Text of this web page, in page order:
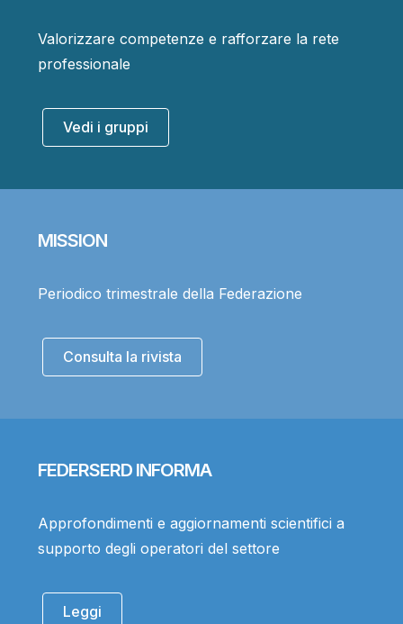
Valorizzare competenze e rafforzare la rete
professionale
Vedi i gruppi
MISSION
Periodico trimestrale della Federazione
Consulta la rivista
FEDERSERD INFORMA
Approfondimenti e aggiornamenti scientifici a
supporto degli operatori del settore
Leggi